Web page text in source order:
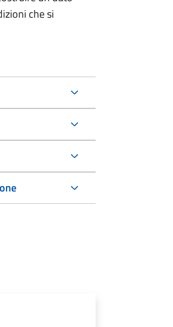
che si